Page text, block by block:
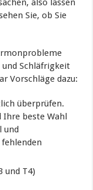
also lassen
Sie, ob Sie
Schläfrigkeit
Vorschläge dazu:
überprüfen.
Ihre beste Wahl
und
und T4)